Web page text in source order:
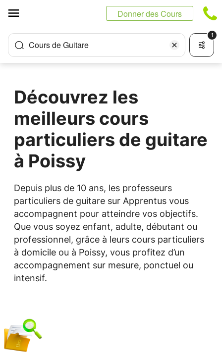
Donner des Cours
Cours de Guitare
1
Découvrez les
meilleurs cours
particuliers de guitare
à Poissy
Depuis plus de 10 ans, les professeurs
particuliers de guitare sur Apprentus vous
accompagnent pour atteindre vos objectifs.
Que vous soyez enfant, adulte, débutant ou
professionnel, grâce à leurs cours particuliers
à domicile ou à Poissy, vous profitez d’un
accompagnement sur mesure, ponctuel ou
intensif.